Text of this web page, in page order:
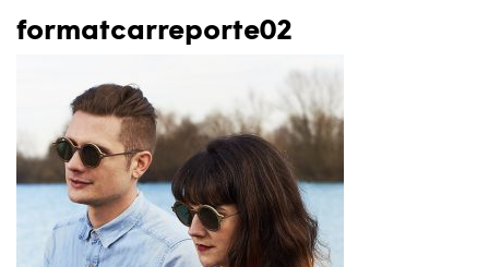
formatcarreporte02